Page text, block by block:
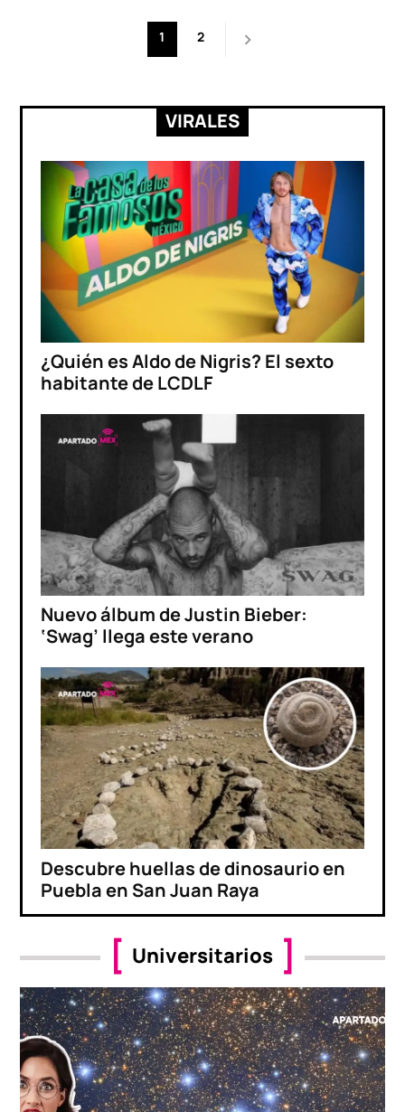
1 2
VIRALES
¿Quién es Aldo de Nigris? El sexto
habitante de LCDLF
Nuevo álbum de Justin Bieber:
‘Swag’ llega este verano
Descubre huellas de dinosaurio en
Puebla en San Juan Raya
Universitarios